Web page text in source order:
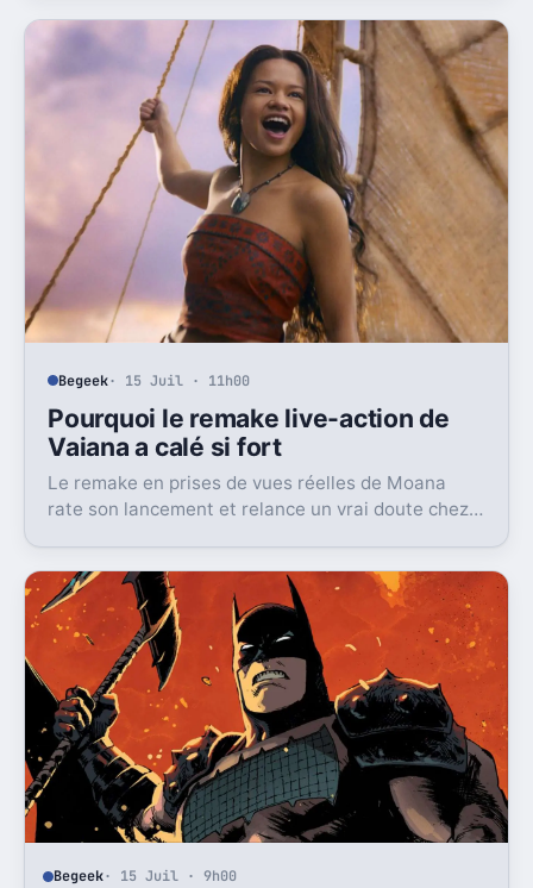
décor.
Begeek· 15 Juil · 11h00
Pourquoi le remake live-action de
Vaiana a calé si fort
Le remake en prises de vues réelles de Moana
rate son lancement et relance un vrai doute chez
Begeek· 15 Juil · 9h00